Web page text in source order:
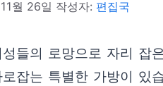
월 26일 작성자: 편집국
성들의 로망으로 자리 잡
잡는 특별한 가방이 있